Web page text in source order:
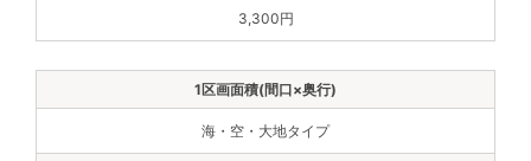
3,300円
海・空・大地タイプ